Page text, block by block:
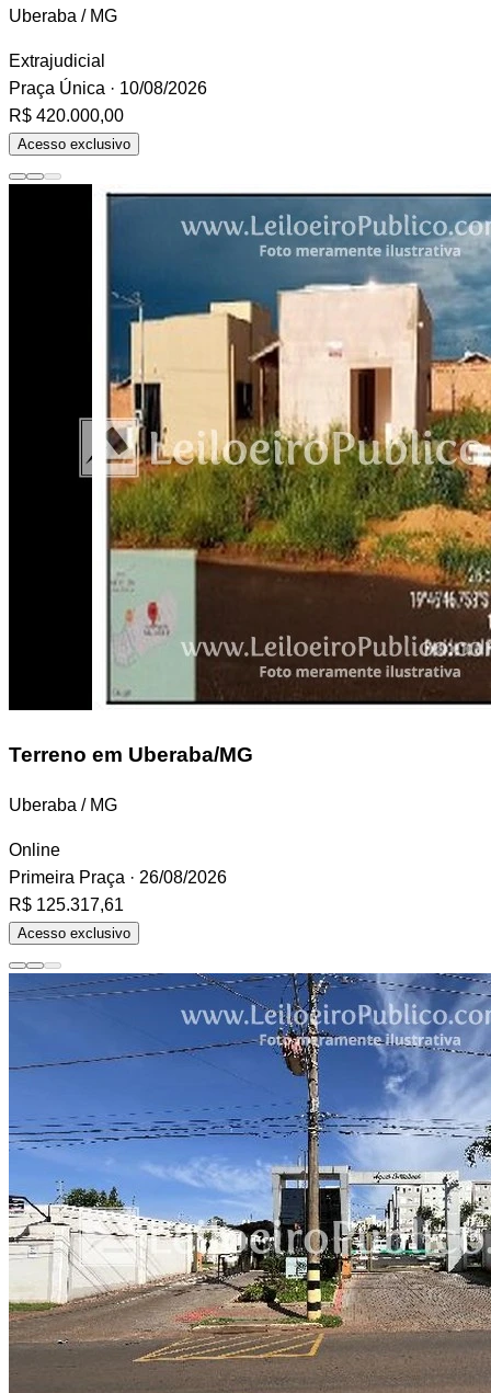
Uberaba / MG
Extrajudicial
Praça Única · 10/08/2026
R$ 420.000,00
Acesso exclusivo
Terreno em Uberaba/MG
Uberaba / MG
Online
Primeira Praça · 26/08/2026
R$ 125.317,61
Acesso exclusivo